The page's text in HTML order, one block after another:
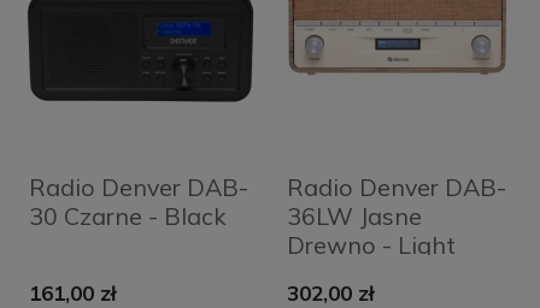
Radio Denver DAB-
30 Czarne - Black
161,00 zł
Radio Denver DAB-
36LW Jasne
Drewno - Light
302,00 zł